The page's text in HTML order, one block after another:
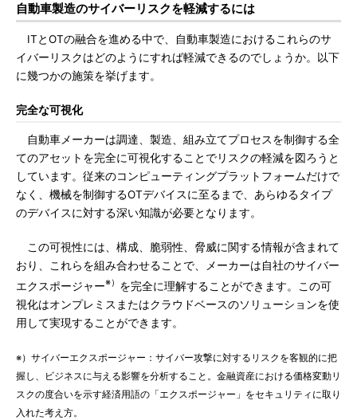
自動車製造のサイバーリスクを軽減するには
ITとOTの融合を進める中で、自動車製造におけるこれらのサ
イバーリスクはどのようにすれば軽減できるのでしょうか。以下
に幾つかの施策を挙げます。
完全な可視化
自動車メーカーは調達、製造、組み立てプロセスを制御する全
てのアセットを完全に可視化することでリスクの軽減を図ろうと
しています。従来のコンピューティングプラットフォームだけで
なく、機械を制御するOTデバイスに至るまで、あらゆるタイプ
のデバイスに対する深い知識が必要となります。
この可視性には、構成、脆弱性、脅威に関する情報が含まれて
おり、これらを組み合わせることで、メーカーは自社のサイバー
エクスポージャー※） を完全に理解することができます。この可
視化はオンプレミスまたはクラウドベースのソリューションを使
用して実現することができます。
※）サイバーエクスポージャー：サイバー攻撃に対するリスクを客観的に把
握し、ビジネスに与える影響を分析すること。金融資産における価格変動リ
スクの度合いを示す経済用語の「エクスポージャー」をセキュリティに取り
入れた考え方。